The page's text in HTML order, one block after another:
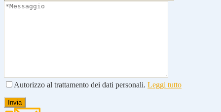
Autorizzo al trattamento dei dati personali. Leggi tutto